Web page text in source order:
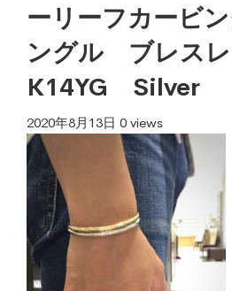
ーリーフカービ
ングル ブレス
K14YG Silver
2020年8月13日 0 views